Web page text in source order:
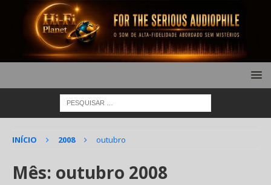
INÍCIO 2008 outubro
Mês: outubro 2008